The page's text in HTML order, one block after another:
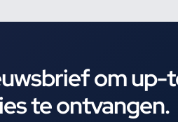
om
te ontvangen.